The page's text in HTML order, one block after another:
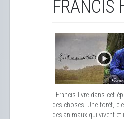
FRANCIS
! Francis livre dans cet
des choses. Une forêt,
des animaux qui vivent et